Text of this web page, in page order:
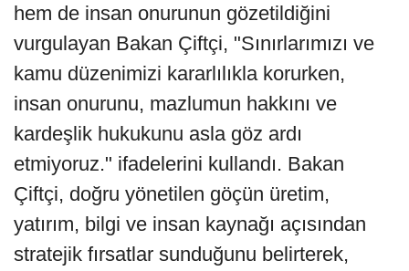
hem de insan onurunun gözetildiğini
vurgulayan Bakan Çiftçi, "Sınırlarımızı ve
kamu düzenimizi kararlılıkla korurken,
insan onurunu, mazlumun hakkını ve
kardeşlik hukukunu asla göz ardı
etmiyoruz." ifadelerini kullandı. Bakan
Çiftçi, doğru yönetilen göçün üretim,
yatırım, bilgi ve insan kaynağı açısından
stratejik fırsatlar sunduğunu belirterek,